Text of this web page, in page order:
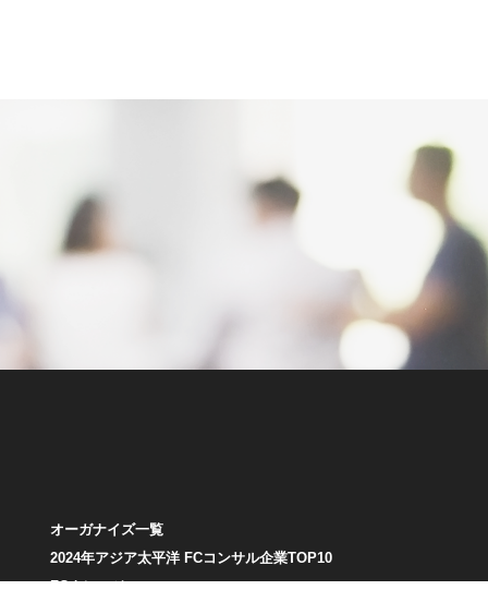
オーガナイズ一覧
2024年アジア太平洋 FCコンサル企業TOP10
FCナレッジ